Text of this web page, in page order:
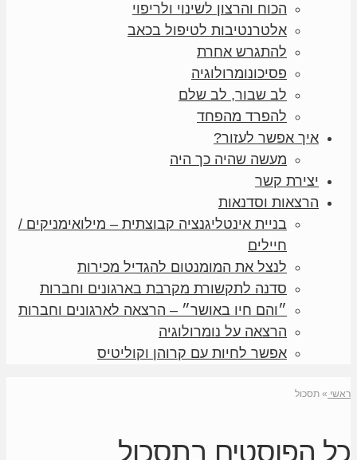
הכוח והרצון לשינוי ולריפוי
אלטרנטיבות לטיפול בכאב
להתגרש אחרת
פסיכונומרולוגיה
לב שבור, לב שלם
להפרד מהפחד
איך אפשר לעזור?
מעשה שהיה כך היה
יצירת קשר
הרצאות וסדנאות
בניית אינטליגנציה קבוצתית – מילואימניקים /
חיילים
לנצל את המומנטום להגדיל מכירות
סדנה לתקשורת מקרבת בארגונים וחברות
״והם חיו באושר״ – הרצאה לארגונים וחברות
הרצאה על נומרולוגיה
אפשר לחיות עם קרוהן וקוליטיס
ראשי » תסכול
כל הפוסטים בתסכול